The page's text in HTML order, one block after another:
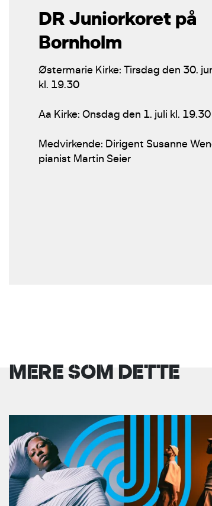
DR Juniorkoret på
Bornholm
Østermarie Kirke: Tirsdag den 30.
kl. 19.30
Aa Kirke: Onsdag den 1. juli kl. 19.30
Medvirkende: Dirigent Susanne
pianist Martin Seier
MERE SOM DETTE